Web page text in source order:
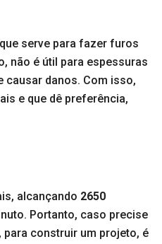
serve para fazer furos
não é útil para espessuras
causar danos. Com isso,
e que dê preferência,
alcançando 2650
Portanto, caso precise
para construir um projeto, é